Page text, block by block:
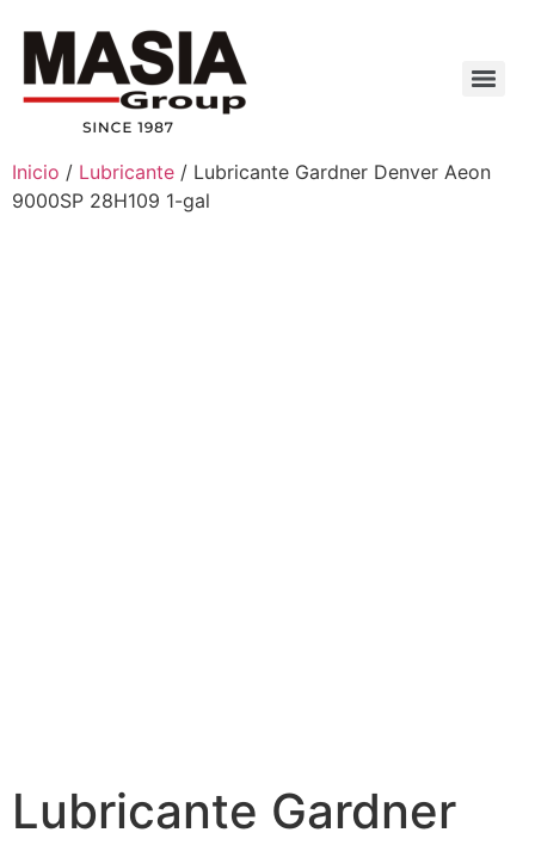
Inicio / Lubricante / Lubricante Gardner Denver Aeon
9000SP 28H109 1-gal
Lubricante Gardner